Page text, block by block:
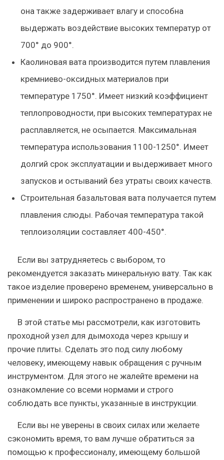
она также задерживает влагу и способна
выдержать воздействие высоких температур от
700° до 900°.
Каолиновая вата производится путем плавления
кремниево-оксидных материалов при
температуре 1750°. Имеет низкий коэффициент
теплопроводности, при высоких температурах не
расплавляется, не осыпается. Максимальная
температура использования 1100-1250°. Имеет
долгий срок эксплуатации и выдерживает много
запусков и остываний без утраты своих качеств.
Строительная базальтовая вата получается путем
плавления слюды. Рабочая температура такой
теплоизоляции составляет 400-450°.
Если вы затрудняетесь с выбором, то
рекомендуется заказать минеральную вату. Так как
такое изделие проверено временем, универсально в
применении и широко распространено в продаже.
В этой статье мы рассмотрели, как изготовить
проходной узел для дымохода через крышу и
прочие плиты. Сделать это под силу любому
человеку, имеющему навык обращения с ручным
инструментом. Для этого не жалейте времени на
ознакомление со всеми нормами и строго
соблюдать все пункты, указанные в инструкции.
Если вы не уверены в своих силах или желаете
сэкономить время, то вам лучше обратиться за
помощью к профессионалу, имеющему большой